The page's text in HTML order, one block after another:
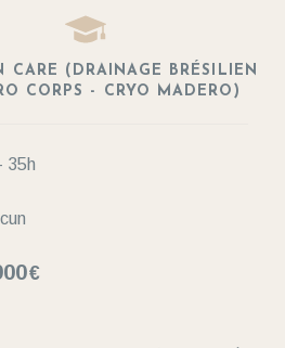
CARE (DRAINAGE BRÉSILIEN
CORPS - CRYO MADERO)
35h
€